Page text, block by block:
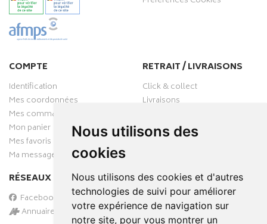
Nous utilisons des
cookies
Nous utilisons des cookies et d'autres
technologies de suivi pour améliorer
votre expérience de navigation sur
notre site, pour vous montrer un
COMPTE
Identification
Mes coordonnées
Mes commandes
Mon panier
Mes favoris
Ma messagerie
RÉSEAUX SOCIAUX
Facebook
Annuaire des pharmacies
RETRAIT / LIVRAISONS
Click & collect
Livraisons